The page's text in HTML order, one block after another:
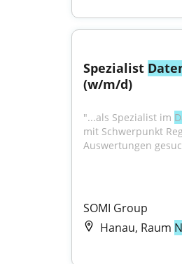
Spezialist
(w/m/d)
"...als Spezialist im
mit Schwerpunkt
Auswertungen
SOMI Group
Hanau, Raum